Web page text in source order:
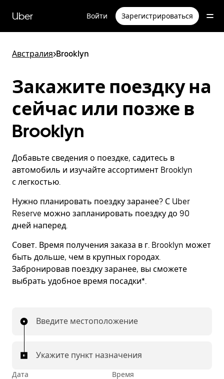
перейти
к
Uber Войти Зарегистрироваться
Австралия>Brooklyn
Закажите поездку на
сейчас или позже в
Brooklyn
Добавьте сведения о поездке, садитесь в
автомобиль и изучайте ассортимент Brooklyn
с легкостью.
Нужно планировать поездку заранее? С Uber
Reserve можно запланировать поездку до 90
дней наперед.
Совет. Время получения заказа в г. Brooklyn может
быть дольше, чем в крупных городах.
Забронировав поездку заранее, вы сможете
выбрать удобное время посадки*.
Введите местоположение
Укажите пункт назначения
Дата Время